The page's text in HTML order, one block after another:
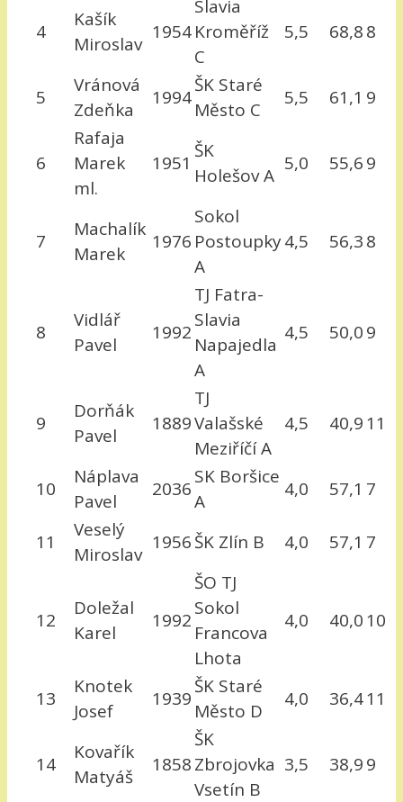
4
Kašík
Miroslav
1954
Slavia
Kroměříž
C
5,5 68,88
5
Vránová
Zdeňka
1994
ŠK Staré
Město C
5,5 61,1 9
6
Rafaja
Marek
ml.
1951
ŠK
Holešov A
5,0 55,69
7
Machalík
Marek
1976
Sokol
Postoupky
A
4,5 56,38
8
Vidlář
Pavel
1992
TJ Fatra-
Slavia
Napajedla
A
4,5 50,09
9
Dorňák
Pavel
1889
TJ
Valašské
Meziříčí A
4,5 40,911
10
Náplava
Pavel
2036
SK Boršice
A
4,0 57,1 7
11
Veselý
Miroslav
1956ŠK Zlín B 4,0 57,1 7
12
Doležal
Karel
1992
ŠO TJ
Sokol
Francova
Lhota
4,0 40,010
13
Knotek
Josef
1939
ŠK Staré
Město D
4,0 36,411
14
Kovařík
Matyáš
1858
ŠK
Zbrojovka
Vsetín B
3,5 38,99